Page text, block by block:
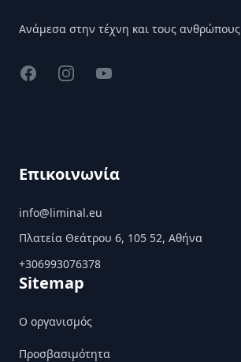
Ανάμεσα στην τέχνη και τους ανθρώπους
FacebookInstagramYouTube
Επικοινωνία
info@liminal.eu
Πλατεία Θεάτρου 6, 105 52, Αθήνα
+306993076378
Sitemap
Ο οργανισμός
Προσβασιμότητα